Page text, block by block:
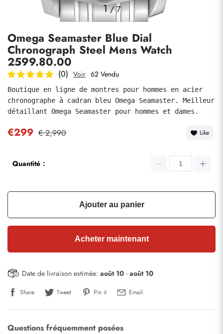
1/7
Omega Seamaster Blue Dial
Chronograph Steel Mens Watch
2599.80.00
(0) Voir 62 Vendu
Boutique en ligne de montres pour hommes en acier
chronographe à cadran bleu Omega Seamaster. Meilleur
détaillant Omega Seamaster pour hommes et dames.
€299 € 2,990 Like
Quantité：
Ajouter au panier
Acheter maintenant
Date de livraison estimée: août 10 - août 10
Share Tweet Pin it Email
Questions fréquemment posées
soumettre